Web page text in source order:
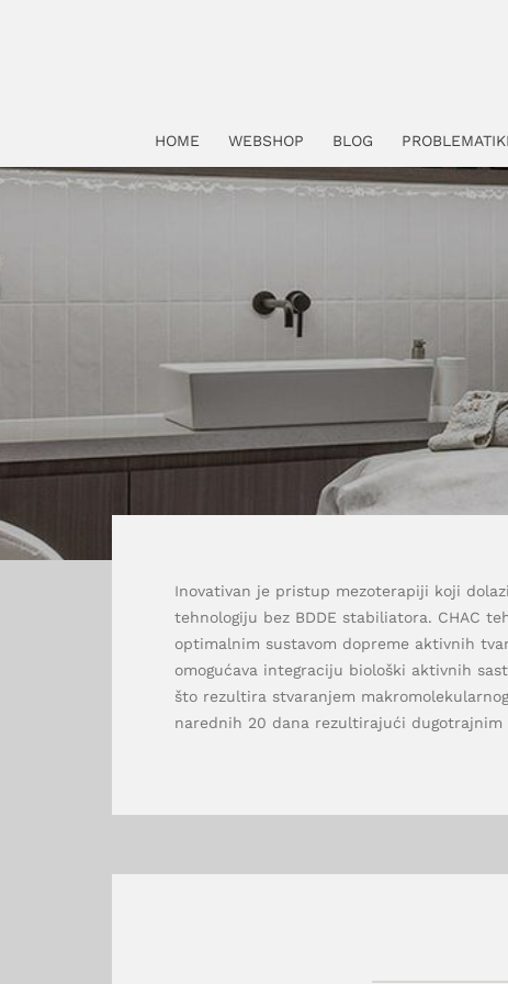
HOME WEBSHOP BLOG
Inovativan je pristup mezoterapiji koji
tehnologiju bez BDDE stabiliatora. CHAC
optimalnim sustavom dopreme aktivnih
omogućava integraciju biološki aktivnih
što rezultira stvaranjem
narednih 20 dana rezultirajući dugotrajnim